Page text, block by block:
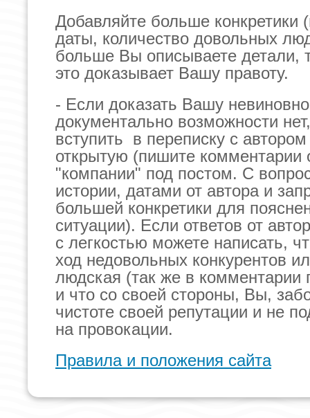
Добавляйте больше конкретики
даты, количество довольных
больше Вы описываете детали,
это доказывает Вашу правоту.
- Если доказать Вашу
документально возможности
вступить в переписку с
открытую (пишите комментарии
"компании" под постом. С
истории, датами от автора и
большей конкретики для
ситуации). Если ответов от
с легкостью можете написать,
ход недовольных конкурентов
людская (так же в комментарии
и что со своей стороны, Вы,
чистоте своей репутации и не
на провокации.
Правила и положения сайта